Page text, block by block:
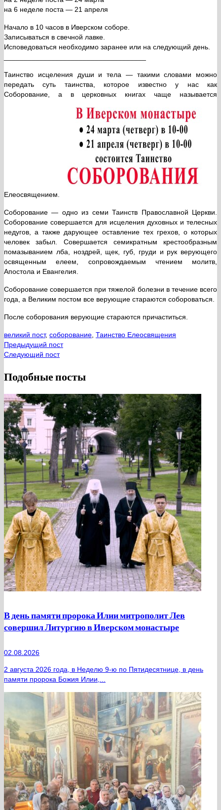
на 6 неделе поста — 21 апреля
Начало в 10 часов в Иверском соборе.
Записываться в свечной лавке.
Исповедоваться необходимо заранее или на следующий день.
Таинство исцеления души и тела — такими словами можно
передать суть таинства, которое известно у нас как
Соборование, а в церковных книгах чаще называется
Елеосвящением.
Соборование — одно из семи Таинств Православной Церкви.
Соборование совершается для исцеления духовных и телесных
недугов, а также дарующее оставление тех грехов, о которых
человек забыл. Совершается семикратным крестообразным
помазыванием лба, ноздрей, щек, губ, груди и рук верующего
освященным елеем, сопровождаемым чтением молитв,
Апостола и Евангелия.
Соборование совершается при тяжелой болезни в течение всего
года, а Великим постом все верующие стараются собороваться.
После соборования верующие стараются причаститься.
великий пост, соборование, Таинство Елеосвящения
Предыдущий пост
Следующий пост
Подобные посты
В день памяти пророка Илии митрополит Лев
совершил Литургию в Иверском монастыре
02.08.2026
2 августа 2026 года, в Неделю 9-ю по Пятидесятнице, в день
памяти пророка Божия Илии,...